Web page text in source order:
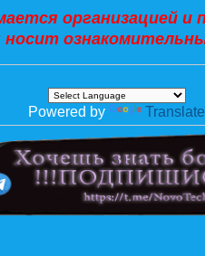
организацией
Powered by Translate